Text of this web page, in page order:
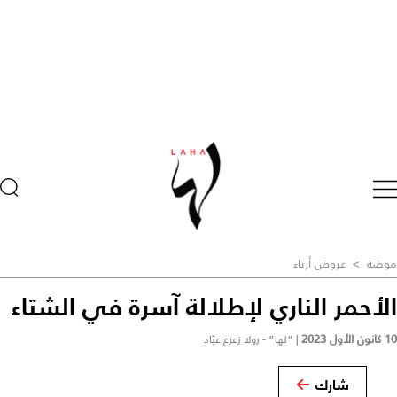
موضة > عروض أزياء
الأحمر الناري لإطلالة آسرة في الشتاء
10 كانون الأول 2023 | “لها” - رولا زعزع عيّاد
شارك